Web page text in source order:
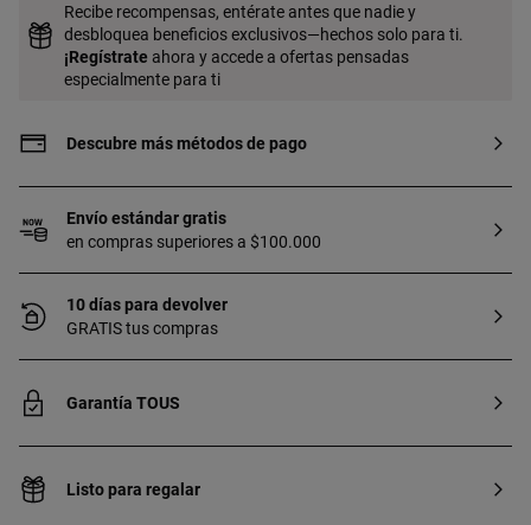
Recibe recompensas, entérate antes que nadie y
desbloquea beneficios exclusivos—hechos solo para ti.
¡Regístrate ahora y accede a ofertas pensadas
especialmente para ti
Descubre más métodos de pago
Envío estándar gratis
en compras superiores a $100.000
10 días para devolver
GRATIS tus compras
Garantía TOUS
Listo para regalar